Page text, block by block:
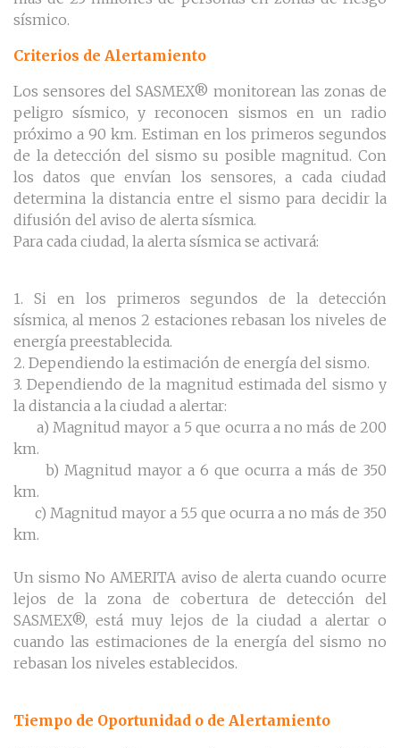
sísmico.
Criterios de Alertamiento
Los sensores del SASMEX® monitorean las zonas de
peligro sísmico, y reconocen sismos en un radio
próximo a 90 km. Estiman en los primeros segundos
de la detección del sismo su posible magnitud. Con
los datos que envían los sensores, a cada ciudad
determina la distancia entre el sismo para decidir la
difusión del aviso de alerta sísmica.
Para cada ciudad, la alerta sísmica se activará:
1. Si en los primeros segundos de la detección
sísmica, al menos 2 estaciones rebasan los niveles de
energía preestablecida.
2. Dependiendo la estimación de energía del sismo.
3. Dependiendo de la magnitud estimada del sismo y
la distancia a la ciudad a alertar:
a) Magnitud mayor a 5 que ocurra a no más de 200
km.
b) Magnitud mayor a 6 que ocurra a más de 350
km.
c) Magnitud mayor a 5.5 que ocurra a no más de 350
km.
Un sismo No AMERITA aviso de alerta cuando ocurre
lejos de la zona de cobertura de detección del
SASMEX®, está muy lejos de la ciudad a alertar o
cuando las estimaciones de la energía del sismo no
rebasan los niveles establecidos.
Tiempo de Oportunidad o de Alertamiento